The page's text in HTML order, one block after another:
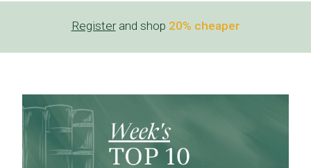
Register and shop 20% cheaper